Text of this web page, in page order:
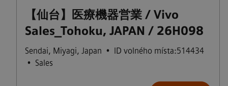
【仙台】医療機器営業 / Vivo
Sales_Tohoku, JAPAN / 26H098
Sendai, Miyagi, Japan • ID volného místa:514434
• Sales